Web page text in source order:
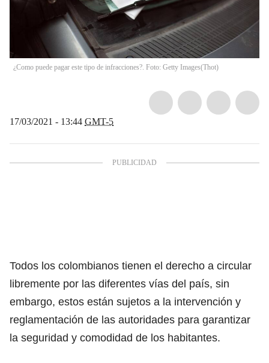
¿Como puede pagar este tipo de infracciones?. Foto: Getty Images(Thot)
17/03/2021 - 13:44 GMT-5
Todos los colombianos tienen el derecho a circular
libremente por las diferentes vías del país, sin
embargo, estos están sujetos a la intervención y
reglamentación de las autoridades para garantizar
la seguridad y comodidad de los habitantes.